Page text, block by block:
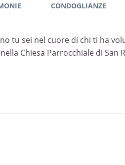
CONDOGLIANZE
tu sei nel cuore di chi ti ha
Chiesa Parrocchiale di San